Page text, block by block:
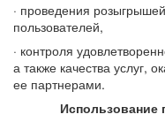
· проведения
пользователей,
· контроля
а также качества услуг,
ее партнерами.